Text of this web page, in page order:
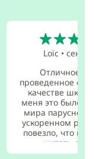
Loïc • сент.
Отличное
проведенное с
качестве
меня это было
мира парусного
ускоренном
повезло, что нас
читать